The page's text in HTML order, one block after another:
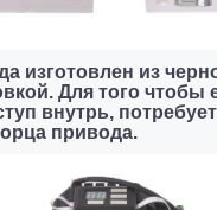
изготовлен из
Для того чтобы
внутрь,
привода.